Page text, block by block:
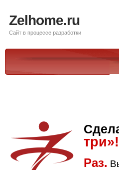
Zelhome.ru
Сайт в процессе разработки
три»!
Раз.